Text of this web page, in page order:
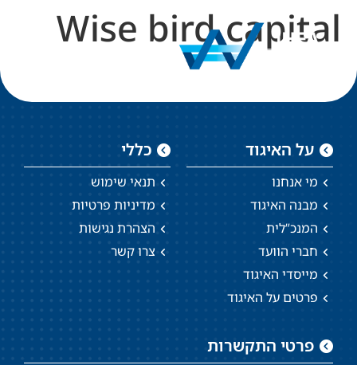
Wise bird capital
על האיגוד
מי אנחנו
מבנה האיגוד
המנכ”לית
חברי הוועד
מייסדי האיגוד
פרטים על האיגוד
כללי
תנאי שימוש
מדיניות פרטיות
הצהרת נגישות
צרו קשר
פרטי התקשרות